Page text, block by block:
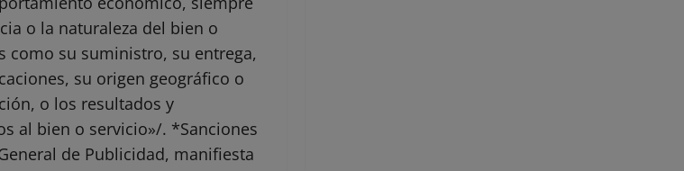
o la naturaleza del bien o
como su suministro, su entrega,
su origen geográfico o
o los resultados y
al bien o servicio»/. *Sanciones
de Publicidad, manifiesta